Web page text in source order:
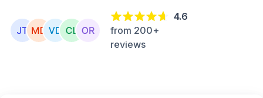
4.6
from 200+
reviews